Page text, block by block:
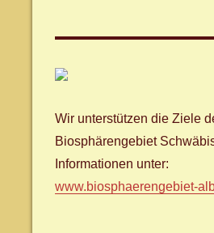
Wir unterstützen die Ziele
Biosphärengebiet
Informationen unter:
www.biosphaerengebiet-